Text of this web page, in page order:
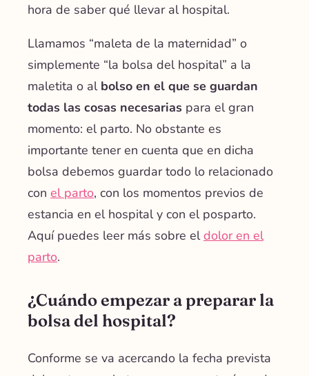
hora de saber qué llevar al hospital.
Llamamos “maleta de la maternidad” o
simplemente “la bolsa del hospital” a la
maletita o al bolso en el que se guardan
todas las cosas necesarias para el gran
momento: el parto. No obstante es
importante tener en cuenta que en dicha
bolsa debemos guardar todo lo relacionado
con el parto, con los momentos previos de
estancia en el hospital y con el posparto.
Aquí puedes leer más sobre eldolor en el
parto.
¿Cuándo empezar a preparar la
bolsa del hospital?
Conforme se va acercando la fecha prevista